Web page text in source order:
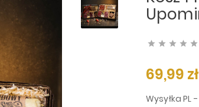
    
69,99 zł
Wysyłka PL